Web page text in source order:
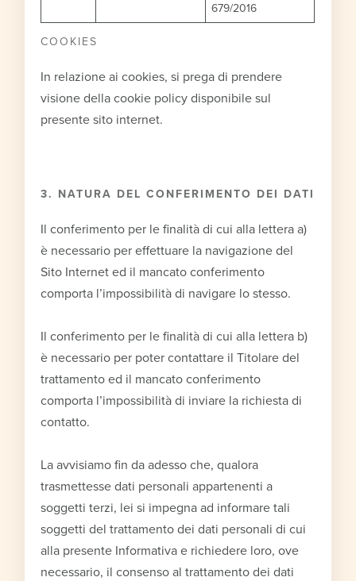
679/2016
COOKIES
In relazione ai cookies, si prega di prendere
visione della cookie policy disponibile sul
presente sito internet.
3. NATURA DEL CONFERIMENTO DEI DATI
Il conferimento per le finalità di cui alla lettera a)
è necessario per effettuare la navigazione del
Sito Internet ed il mancato conferimento
comporta l’impossibilità di navigare lo stesso.
Il conferimento per le finalità di cui alla lettera b)
è necessario per poter contattare il Titolare del
trattamento ed il mancato conferimento
comporta l’impossibilità di inviare la richiesta di
contatto.
La avvisiamo fin da adesso che, qualora
trasmettesse dati personali appartenenti a
soggetti terzi, lei si impegna ad informare tali
soggetti del trattamento dei dati personali di cui
alla presente Informativa e richiedere loro, ove
necessario, il consenso al trattamento dei dati